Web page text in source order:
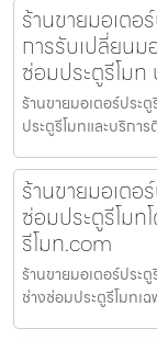
ร้านขายมอเตอ
การรับเปลี่ยนม
ซ่อมประตูรีโมท
ร้านขายมอเตอร์ประ
ประตูรีโมทและบริกา
ร้านขายมอเตอ
ซ่อมประตูรีโมท
รีโมท.com
ร้านขายมอเตอร์ประ
ช่างซ่อมประตูรีโมทเ